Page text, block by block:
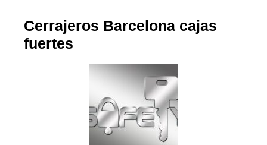
Cerrajeros Barcelona cajas
fuertes